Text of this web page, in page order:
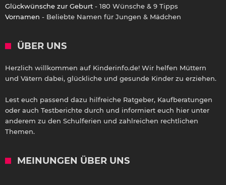
Glückwünsche zur Geburt - 180 Wünsche & 9 Tipps
Vornamen - Beliebte Namen für Jungen & Mädchen
ÜBER UNS
Herzlich willkommen auf Kinderinfo.de! Wir helfen Müttern
und Vätern dabei, glückliche und gesunde Kinder zu erziehen.
Lest euch passend dazu hilfreiche Ratgeber, Kaufberatungen
oder auch Testberichte durch und informiert euch hier unter
anderem zu den Schulferien und zahlreichen rechtlichen
Themen.
MEINUNGEN ÜBER UNS